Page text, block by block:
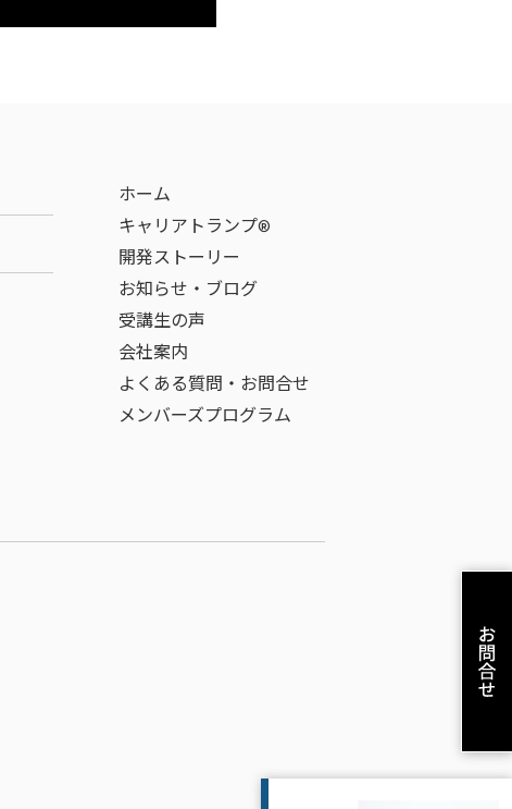
ホーム
キャリアトランプ®
開発ストーリー
お知らせ・ブログ
受講生の声
会社案内
よくある質問・お問合せ
メンバーズプログラム